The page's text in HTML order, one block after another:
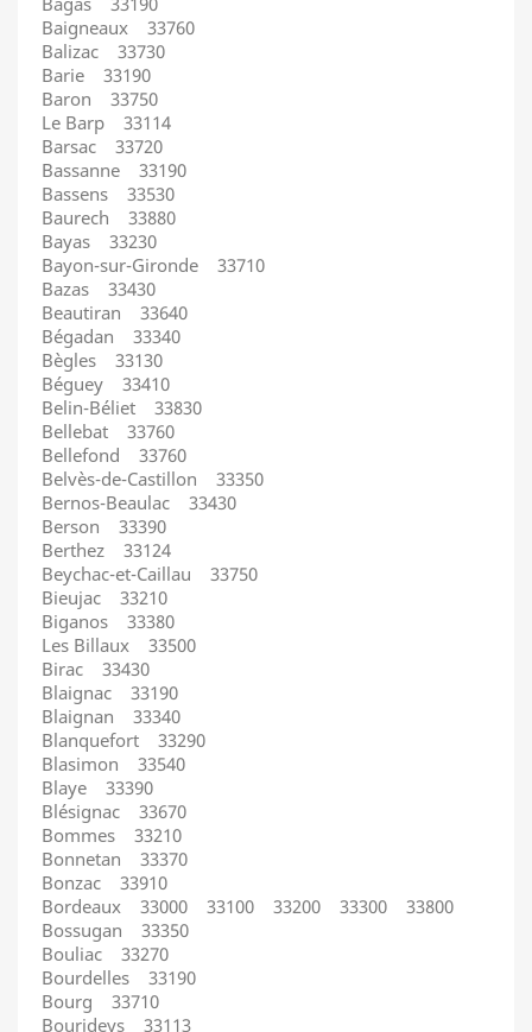
Baigneaux 33760
Balizac 33730
Barie 33190
Baron 33750
Le Barp 33114
Barsac 33720
Bassanne 33190
Bassens 33530
Baurech 33880
Bayas 33230
Bayon-sur-Gironde 33710
Bazas 33430
Beautiran 33640
Bégadan 33340
Bègles 33130
Béguey 33410
Belin-Béliet 33830
Bellebat 33760
Bellefond 33760
Belvès-de-Castillon 33350
Bernos-Beaulac 33430
Berson 33390
Berthez 33124
Beychac-et-Caillau 33750
Bieujac 33210
Biganos 33380
Les Billaux 33500
Birac 33430
Blaignac 33190
Blaignan 33340
Blanquefort 33290
Blasimon 33540
Blaye 33390
Blésignac 33670
Bommes 33210
Bonnetan 33370
Bonzac 33910
Bordeaux 33000 33100 33200 33300 33800
Bossugan 33350
Bouliac 33270
Bourdelles 33190
Bourg 33710
Bourideys 33113